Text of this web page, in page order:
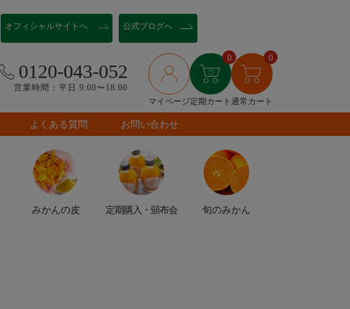
オフィシャルサイトへ 公式ブログへ
0120-043-052
営業時間：平日 9:00〜18:00
マイページ
0
定期カート
0
通常カート
よくある質問 お問い合わせ
みかんの皮 定期購入 ・頒布会 旬のみかん